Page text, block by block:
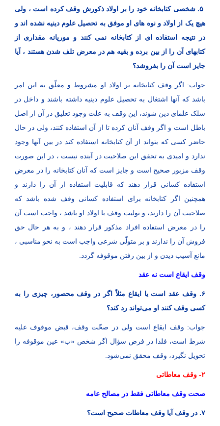
۵. شخصی کتابخانه خود را بر اولاد ذکورش وقف کرده است ، ولی
هیچ یک از اولاد و نوه‌ های او موفق به تحصیل علوم دینیه نشده ‌اند و
در نتیجه استفاده ‌ای از کتابخانه نمی ‌کنند و موریانه مقداری از
کتابهای آن را از بین برده و بقیه هم در معرض تلف شدن هستند ، آیا
جایز است آن را بفروشد؟
جواب: اگر وقف کتابخانه بر اولاد او مشروط و معلّق به این امر
باشد که آنها اشتغال به تحصیل علوم دینیه داشته باشند و داخل در
سلک علمای دین شوند، این وقف به علت وجود تعلیق در آن از اصل
باطل است و اگر وقف آنان کرده تا از آن استفاده کنند، ولی در حال
حاضر کسی که بتواند از آن کتابخانه استفاده کند در بین آنها وجود
ندارد و امیدی به تحقق این صلاحیت در آینده نیست ، در این صورت
وقف مزبور صحیح است و جایز است که آنان کتابخانه را در معرض
استفاده کسانی قرار دهند که قابلیت استفاده از آن را دارند و
همچنین اگر کتابخانه برای استفاده کسانی وقف شده باشد که
صلاحیت آن را دارند، و تولیت وقف با اولاد او باشد ، واجب است آن
را در معرض استفاده افراد مذکور قرار دهند ، و به هر حال حق
فروش آن را ندارند و بر متولّی شرعی واجب است به نحو مناسبی ،
مانع آسیب دیدن و از بین رفتن موقوفه گردد.
وقف ایقاع است نه عقد
۶. وقف عقد است یا ایقاع مثلاً اگر در وقف محصور، چیزی را به
کسی وقف کنند او می‌تواند رد کند؟
جواب: وقف ایقاع است ولی در صحّت وقف، قبض موقوف علیه
شرط است، فلذا در فرض سؤال اگر شخص «ب» عین موقوفه را
تحویل نگیرد، وقف محقق نمی‌شود.
۲- وقف معاطاتی
صحت وقف معاطاتی فقط در مصالح عامه
۷. در وقف آیا وقف معاطات صحیح است؟